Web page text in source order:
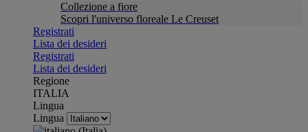
Collezione a fiore
Scopri l'universo floreale Le Creuset
Registrati
Lista dei desideri
Registrati
Lista dei desideri
Regione
ITALIA
Lingua
Lingua